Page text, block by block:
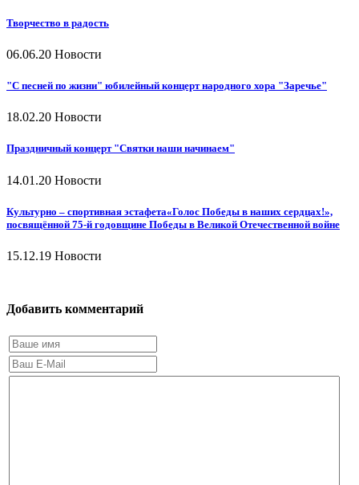
Творчество в радость
06.06.20 Новости
"С песней по жизни" юбилейный концерт народного хора "Заречье"
18.02.20 Новости
Праздничный концерт "Святки наши начинаем"
14.01.20 Новости
Культурно – спортивная эстафета«Голос Победы в наших сердцах!»,
посвящённой 75-й годовщине Победы в Великой Отечественной войне
15.12.19 Новости
Добавить комментарий